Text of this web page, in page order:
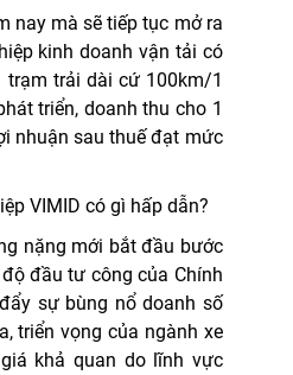
nay mà sẽ tiếp tục mở ra
kinh doanh vận tải có
trạm trải dài cứ 100km/1
triển, doanh thu cho 1
nhuận sau thuế đạt mức
nặng mới bắt đầu bước
đầu tư công của Chính
sự bùng nổ doanh số
triển vọng của ngành xe
khả quan do lĩnh vực